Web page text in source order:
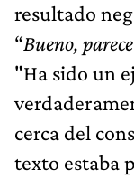
resultado
“Bueno,
"Ha sido un
cerca del
texto estaba